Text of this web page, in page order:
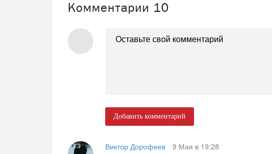
Комментарии 10
Добавить комментарий
Виктор Дорофеев
9 Мая в 19:28